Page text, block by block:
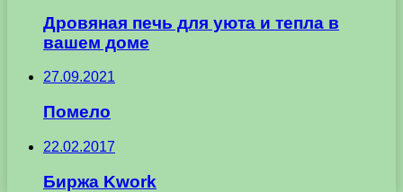
Дровяная печь для уюта и тепла в
вашем доме
27.09.2021
Помело
22.02.2017
Биржа Kwork